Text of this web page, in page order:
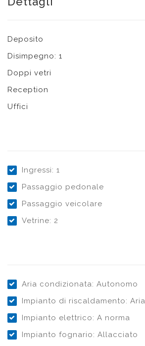
Deposito
Disimpegno: 1
Doppi vetri
Reception
Uffici
Ingressi: 1
Passaggio pedonale
Passaggio veicolare
Vetrine: 2
Aria condizionata: Autonomo
Impianto di riscaldamento: Aria
Impianto elettrico: A norma
Impianto fognario: Allacciato